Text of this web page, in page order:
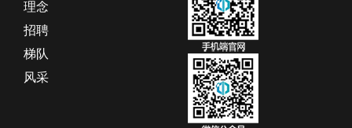
理念
招聘
梯队
风采